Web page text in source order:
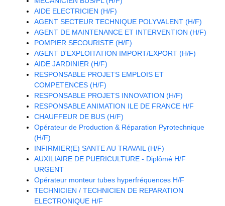
AIDE ELECTRICIEN (H/F)
AGENT SECTEUR TECHNIQUE POLYVALENT (H/F)
AGENT DE MAINTENANCE ET INTERVENTION (H/F)
POMPIER SECOURISTE (H/F)
AGENT D'EXPLOITATION IMPORT/EXPORT (H/F)
AIDE JARDINIER (H/F)
RESPONSABLE PROJETS EMPLOIS ET
COMPETENCES (H/F)
RESPONSABLE PROJETS INNOVATION (H/F)
RESPONSABLE ANIMATION ILE DE FRANCE H/F
CHAUFFEUR DE BUS (H/F)
Opérateur de Production & Réparation Pyrotechnique
(H/F)
INFIRMIER(E) SANTE AU TRAVAIL (H/F)
AUXILIAIRE DE PUERICULTURE - Diplômé H/F
URGENT
Opérateur monteur tubes hyperfréquences H/F
TECHNICIEN / TECHNICIEN DE REPARATION
ELECTRONIQUE H/F